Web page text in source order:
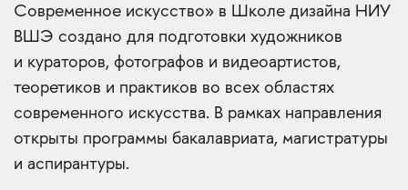
Современное искусство» в Школе дизайна НИУ
ВШЭ создано для подготовки художников
и кураторов, фотографов и видеоартистов,
теоретиков и практиков во всех областях
современного искусства. В рамках направления
открыты программы бакалавриата, магистратуры
и аспирантуры.